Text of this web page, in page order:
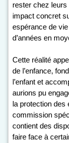
rester chez
impact concret
espérance de vie
d’années en
Cette réalité
de l’enfance,
l’enfant et
aurions pu
la protection des
commission
contient des
faire face à